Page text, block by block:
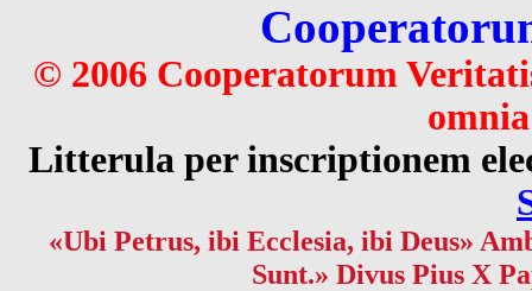
© 2006 Cooperatorum
Litterula per inscriptionem
«Ubi Petrus, ibi Ecclesia, ibi Deus»
Sunt.» Divus Pius X